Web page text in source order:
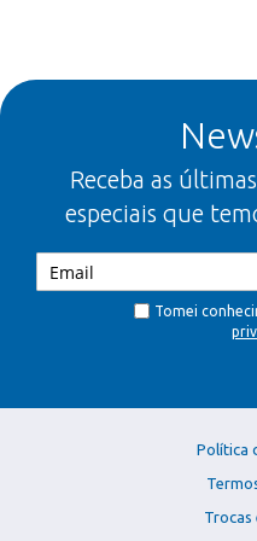
Receba as
especiais que
Tomei
Política
Trocas